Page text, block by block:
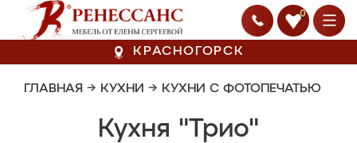
0
КРАСНОГОРСК
ГЛАВНАЯ → КУХНИ → КУХНИ С ФОТОПЕЧАТЬЮ
Кухня "Трио"